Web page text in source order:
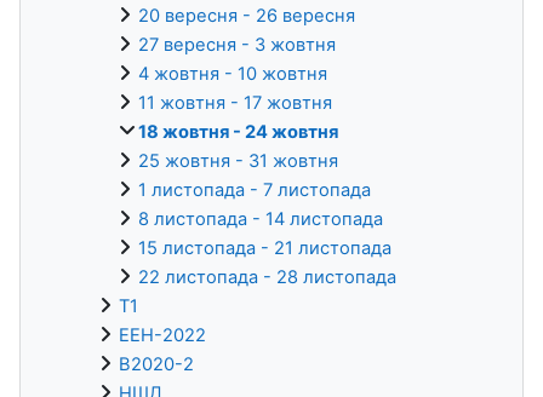
20 вересня - 26 вересня
27 вересня - 3 жовтня
4 жовтня - 10 жовтня
11 жовтня - 17 жовтня
18 жовтня - 24 жовтня
25 жовтня - 31 жовтня
1 листопада - 7 листопада
8 листопада - 14 листопада
15 листопада - 21 листопада
22 листопада - 28 листопада
Т1
ЕЕН-2022
В2020-2